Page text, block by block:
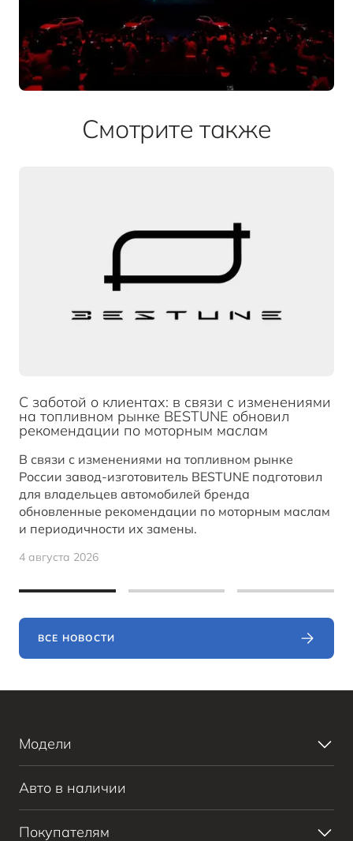
Смотрите также
С заботой о клиентах: в связи с изменениями
на топливном рынке BESTUNE обновил
рекомендации по моторным маслам
В связи с изменениями на топливном рынке
России завод-изготовитель BESTUNE подготовил
для владельцев автомобилей бренда
обновленные рекомендации по моторным маслам
и периодичности их замены.
4 августа 2026
ВСЕ НОВОСТИ
Модели
Bestune B70
Bestune T77
Авто в наличии
Покупателям